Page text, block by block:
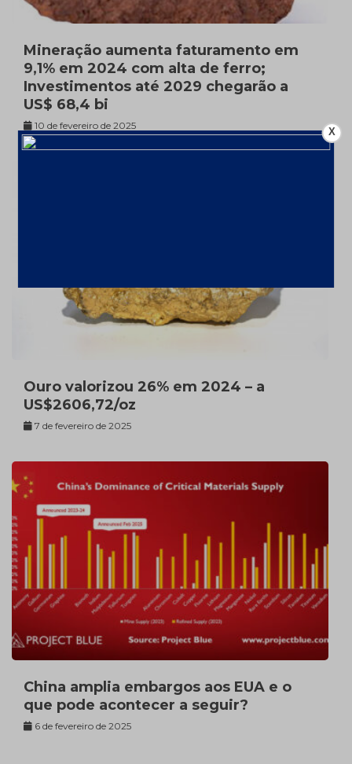
Mineração aumenta faturamento em
9,1% em 2024 com alta de ferro;
Investimentos até 2029 chegarão a
US$ 68,4 bi
10 de fevereiro de 2025
Ouro valorizou 26% em 2024 – a
US$2606,72/oz
7 de fevereiro de 2025
China amplia embargos aos EUA e o
que pode acontecer a seguir?
6 de fevereiro de 2025
X